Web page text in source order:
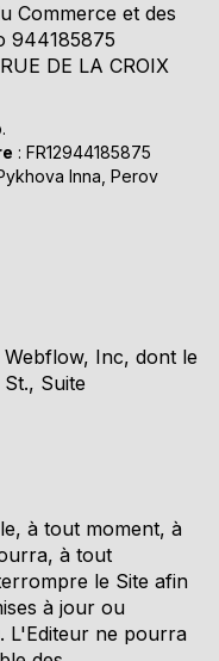
Commerce et des
944185875
DE LA CROIX
: FR12944185875
Inna, Perov
Inc, dont le
Suite
à tout moment, à
à tout
le Site afin
à jour ou
L'Editeur ne pourra